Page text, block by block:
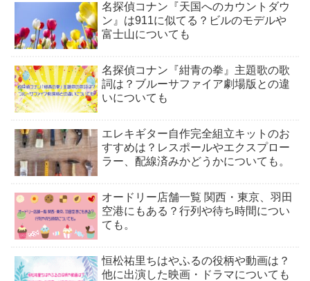
名探偵コナン『天国へのカウントダウ
ン』は911に似てる？ビルのモデルや
富士山についても
名探偵コナン『紺青の拳』主題歌の歌
詞は？ブルーサファイア劇場版との違
いについても
エレキギター自作完全組立キットのお
すすめは？レスポールやエクスプロー
ラー、配線済みかどうかについても。
オードリー店舗一覧 関西・東京、羽田
空港にもある？行列や待ち時間につい
ても。
恒松祐里ちはやふるの役柄や動画は？
他に出演した映画・ドラマについても